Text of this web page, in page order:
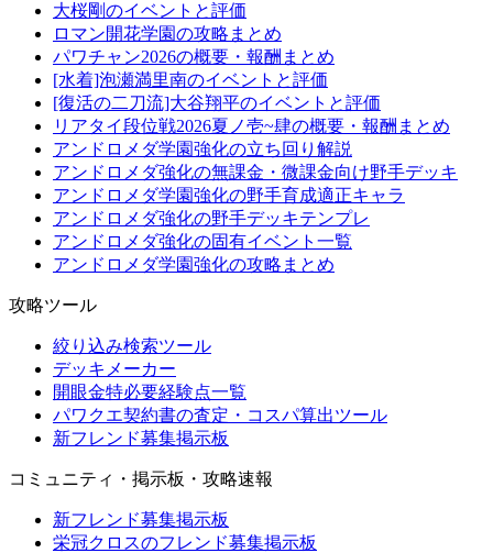
大桜剛のイベントと評価
ロマン開花学園の攻略まとめ
パワチャン2026の概要・報酬まとめ
[水着]泡瀬満里南のイベントと評価
[復活の二刀流]大谷翔平のイベントと評価
リアタイ段位戦2026夏ノ壱~肆の概要・報酬まとめ
アンドロメダ学園強化の立ち回り解説
アンドロメダ強化の無課金・微課金向け野手デッキ
アンドロメダ学園強化の野手育成適正キャラ
アンドロメダ強化の野手デッキテンプレ
アンドロメダ強化の固有イベント一覧
アンドロメダ学園強化の攻略まとめ
攻略ツール
絞り込み検索ツール
デッキメーカー
開眼金特必要経験点一覧
パワクエ契約書の査定・コスパ算出ツール
新フレンド募集掲示板
コミュニティ・掲示板・攻略速報
新フレンド募集掲示板
栄冠クロスのフレンド募集掲示板